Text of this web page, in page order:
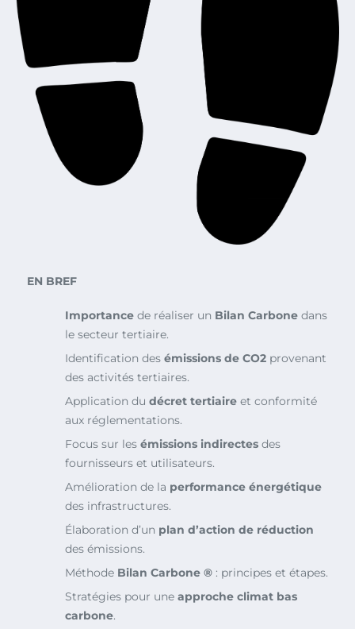
EN BREF
Importance de réaliser un Bilan Carbone dans
le secteur tertiaire.
Identification des émissions de CO2 provenant
des activités tertiaires.
Application du décret tertiaire et conformité
aux réglementations.
Focus sur les émissions indirectes des
fournisseurs et utilisateurs.
Amélioration de la performance énergétique
des infrastructures.
Élaboration d’un plan d’action de réduction
des émissions.
Méthode Bilan Carbone ® : principes et étapes.
Stratégies pour une approche climat bas
carbone.